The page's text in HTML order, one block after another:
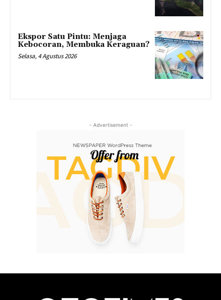
Ekspor Satu Pintu: Menjaga
Kebocoran, Membuka Keraguan?
Selasa, 4 Agustus 2026
- Advertisement -